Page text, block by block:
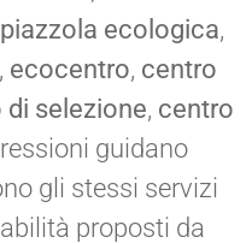
piazzola ecologica,
, ecocentro, centro
di selezione, centro
guidano
gli stessi servizi
proposti da